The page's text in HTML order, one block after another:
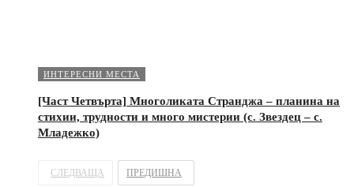
ИНТЕРЕСНИ МЕСТА
[Част Четвърта] Многоликата Странджа – планина на
стихии, трудности и много мистерии (с. Звездец – с.
Младежко)
СЛЕДВАЩА ПРЕДИШНА